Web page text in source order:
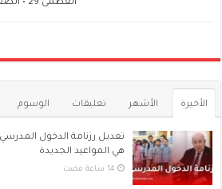
العظمى 29 • الصغرى 29
الأخيرة الأشهر تعليقات الوسوم
هي المواعيد الجديدة